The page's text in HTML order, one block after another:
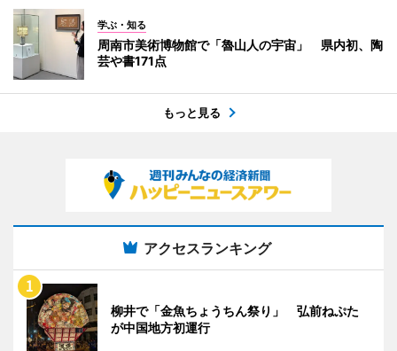
学ぶ・知る
周南市美術博物館で「魯山人の宇宙」 県内初、陶
芸や書171点
もっと見る
アクセスランキング
柳井で「金魚ちょうちん祭り」 弘前ねぷた
が中国地方初運行